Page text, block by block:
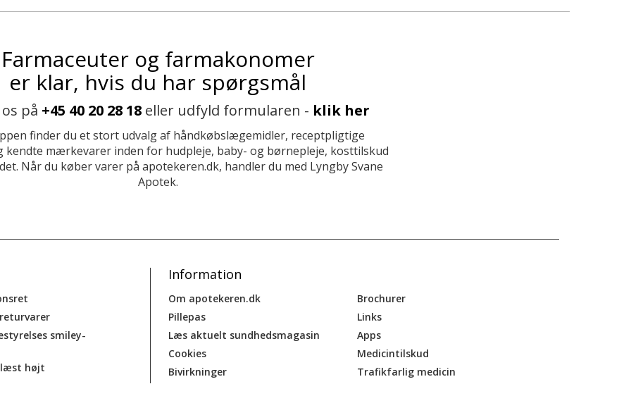
Farmaceuter og farmakonomer
er klar, hvis du har spørgsmål
på +45 40 20 28 18 eller udfyld formularen - klik her
finder du et stort udvalg af håndkøbslægemidler, receptpligtige
kendte mærkevarer inden for hudpleje, baby- og børnepleje, kosttilskud
Når du køber varer på apotekeren.dk, handler du med Lyngby Svane
Apotek.
smiley-
læst højt
Information
Om apotekeren.dk
Pillepas
Læs aktuelt sundhedsmagasin
Cookies
Bivirkninger
Brochurer
Links
Apps
Medicintilskud
Trafikfarlig medicin